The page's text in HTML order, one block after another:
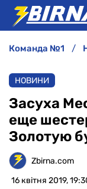
АНАЛІТИКА
ІНТЕРВ'Ю
РІЗНЕ
команда №1
НОВИНИ
Засуха
еще
Золотую
Zbirna.com
16 квітня 2019,